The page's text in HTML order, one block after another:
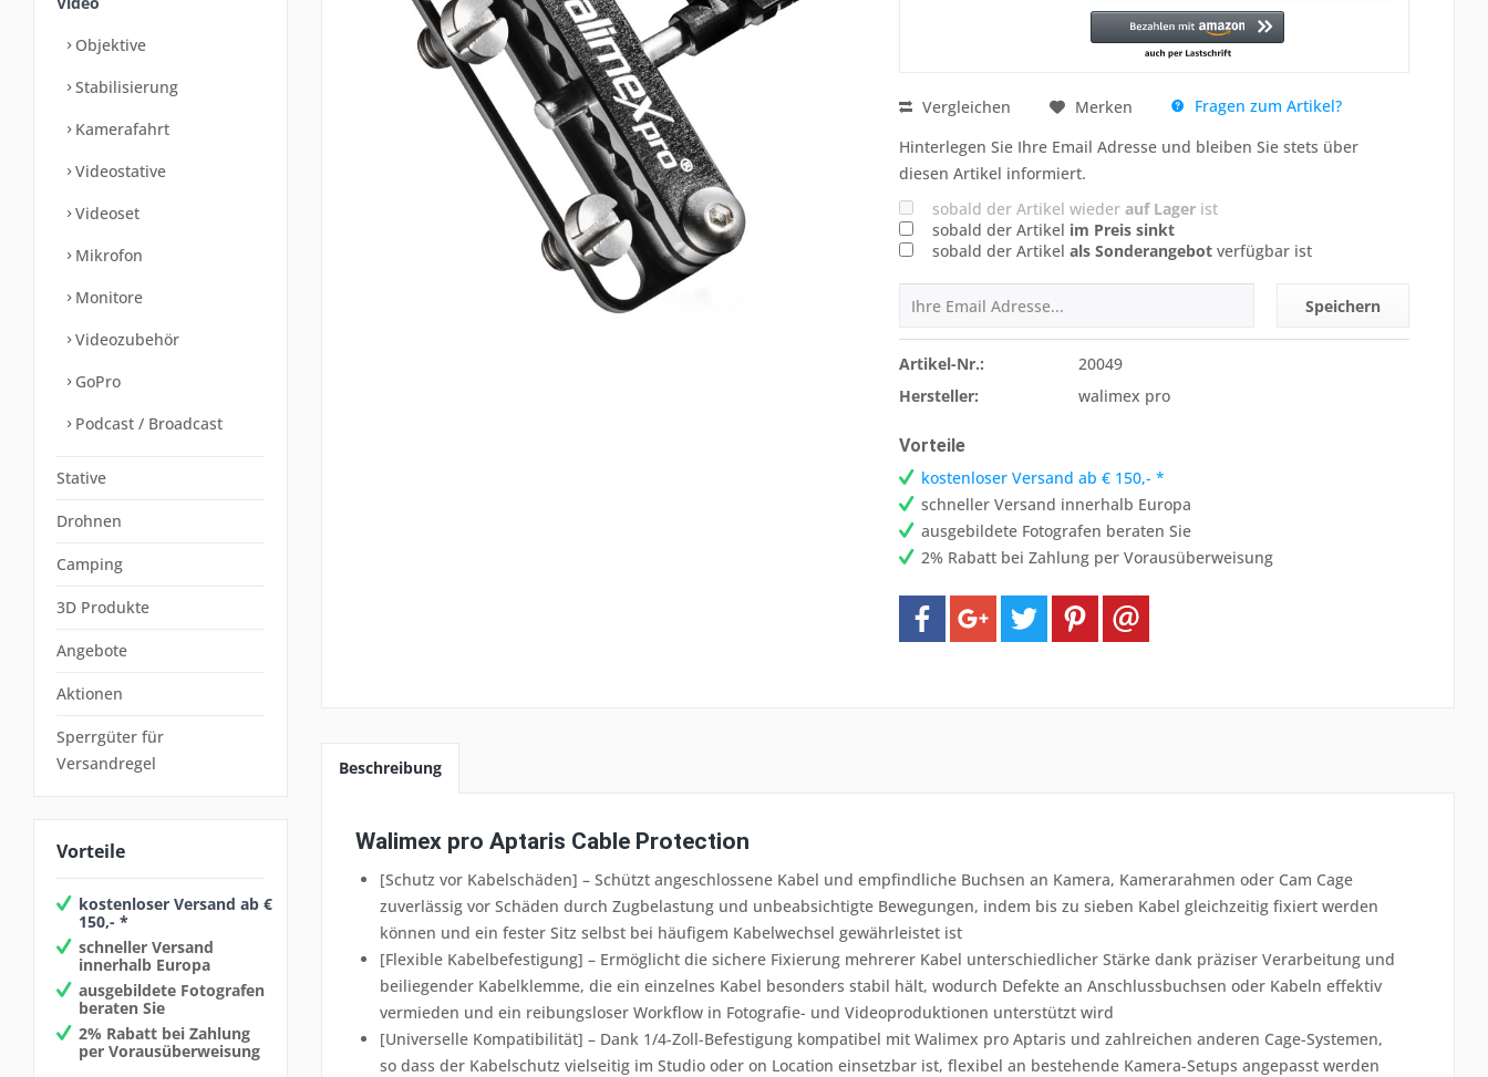
Objektive
Stabilisierung
Kamerafahrt
Videostative
Videoset
Mikrofon
Monitore
Videozubehör
GoPro
Podcast / Broadcast
Stative
Drohnen
Camping
3D Produkte
Angebote
Aktionen
Sperrgüter für
Versandregel
Vorteile
kostenloser Versand ab €
150,- *
schneller Versand
innerhalb Europa
ausgebildete Fotografen
beraten Sie
2% Rabatt bei Zahlung
per Vorausüberweisung
Vergleichen Merken
Fragen zum Artikel?
Hinterlegen Sie Ihre Email Adresse und bleiben Sie stets über
diesen Artikel informiert.
sobald der Artikel wieder auf Lagerist
sobald der Artikel im Preis sinkt
sobald der Artikel als Sonderangebotverfügbar ist
Speichern
Artikel-Nr.:
20049
Hersteller:
walimex pro
Vorteile
kostenloser Versand ab € 150,- *
schneller Versand innerhalb Europa
ausgebildete Fotografen beraten Sie
2% Rabatt bei Zahlung per Vorausüberweisung
Beschreibung
Walimex pro Aptaris Cable Protection
[Schutz vor Kabelschäden] – Schützt angeschlossene Kabel und empfindliche Buchsen an Kamera, Kamerarahmen oder Cam Cage
zuverlässig vor Schäden durch Zugbelastung und unbeabsichtigte Bewegungen, indem bis zu sieben Kabel gleichzeitig fixiert werden
können und ein fester Sitz selbst bei häufigem Kabelwechsel gewährleistet ist
[Flexible Kabelbefestigung] – Ermöglicht die sichere Fixierung mehrerer Kabel unterschiedlicher Stärke dank präziser Verarbeitung und
beiliegender Kabelklemme, die ein einzelnes Kabel besonders stabil hält, wodurch Defekte an Anschlussbuchsen oder Kabeln effektiv
vermieden und ein reibungsloser Workflow in Fotografie- und Videoproduktionen unterstützt wird
[Universelle Kompatibilität] – Dank 1/4-Zoll-Befestigung kompatibel mit Walimex pro Aptaris und zahlreichen anderen Cage-Systemen,
so dass der Kabelschutz vielseitig im Studio oder on Location einsetzbar ist, flexibel an bestehende Kamera-Setups angepasst werden